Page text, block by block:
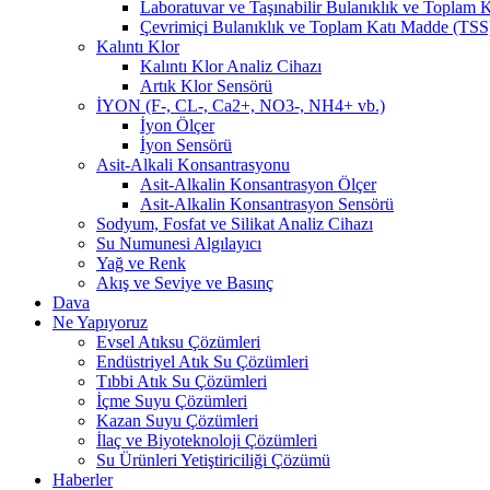
Laboratuvar ve Taşınabilir Bulanıklık ve Toplam
Çevrimiçi Bulanıklık ve Toplam Katı Madde
Kalıntı Klor
Kalıntı Klor Analiz Cihazı
Artık Klor Sensörü
İYON (F-, CL-, Ca2+, NO3-, NH4+ vb.)
İyon Ölçer
İyon Sensörü
Asit-Alkali Konsantrasyonu
Asit-Alkalin Konsantrasyon Ölçer
Asit-Alkalin Konsantrasyon Sensörü
Sodyum, Fosfat ve Silikat Analiz Cihazı
Su Numunesi Algılayıcı
Yağ ve Renk
Akış ve Seviye ve Basınç
Dava
Ne Yapıyoruz
Evsel Atıksu Çözümleri
Endüstriyel Atık Su Çözümleri
Tıbbi Atık Su Çözümleri
İçme Suyu Çözümleri
Kazan Suyu Çözümleri
İlaç ve Biyoteknoloji Çözümleri
Su Ürünleri Yetiştiriciliği Çözümü
Haberler